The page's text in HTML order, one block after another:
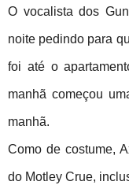
O vocalista dos
noite pedindo para
foi até o
manhã começou
manhã.
Como de costume,
do Motley Crue,